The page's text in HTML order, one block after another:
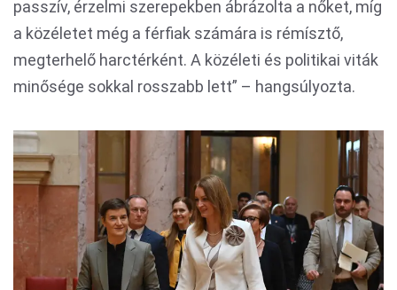
passzív, érzelmi szerepekben ábrázolta a nőket, míg
a közéletet még a férfiak számára is rémísztő,
megterhelő harctérként. A közéleti és politikai viták
minősége sokkal rosszabb lett” – hangsúlyozta.